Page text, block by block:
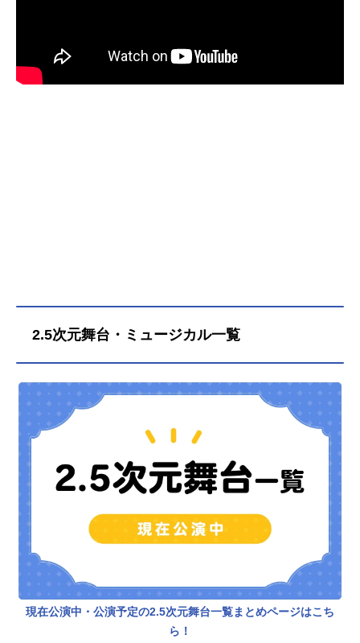
審判ノ歯車～放送形態TVアニメスケ
年8月7日（金）テレビ東京ほか話数
2.5次元舞台・ミュージカル一覧
現在公演中・公演予定の2.5次元舞台一覧まとめページはこち
ら！